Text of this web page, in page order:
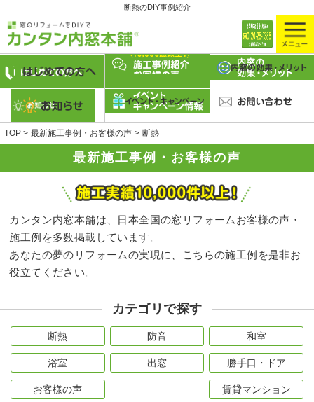
断熱のDIY事例紹介
最新施工事例・お客様の声
TOP 最新施工事例・お客様の声 断熱
カンタン内窓本舗は、日本全国の窓リフォームお客様の声・
施工例を多数掲載しています。
あなたの夢のリフォームの実現に、こちらの施工例を是非お
役立てください。
カテゴリで探す
断熱 防音 和室
浴室 出窓 勝手口・ドア
お客様の声 賃貸マンション